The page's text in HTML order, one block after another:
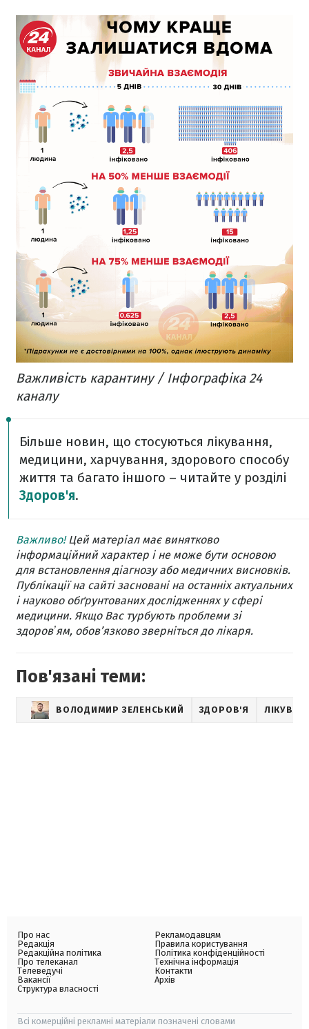
Важливість карантину / Інфографіка 24
каналу
Більше новин, що стосуються лікування,
медицини, харчування, здорового способу
життя та багато іншого – читайте у розділі
Здоров'я.
Важливо!Цей матеріал має винятково
інформаційний характер і не може бути основою
для встановлення діагнозу або медичних висновків.
Публікації на сайті засновані на останніх актуальних
і науково обґрунтованих дослідженнях у сфері
медицини. Якщо Вас турбують проблеми зі
здоровʼям, обов’язково зверніться до лікаря.
Пов'язані теми:
ВОЛОДИМИР ЗЕЛЕНСЬКИЙ ЗДОРОВ'Я
Про нас
Редакція
Редакційна політика
Про телеканал
Телеведучі
Вакансії
Структура власності
Рекламодавцям
Правила користування
Політика конфіденційності
Технічна інформація
Контакти
Архів
Всі комерційні рекламні матеріали позначені словами